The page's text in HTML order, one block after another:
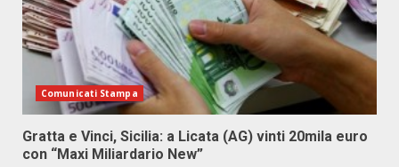
Comunicati Stampa
Gratta e Vinci, Sicilia: a Licata (AG) vinti 20mila euro
con “Maxi Miliardario New”